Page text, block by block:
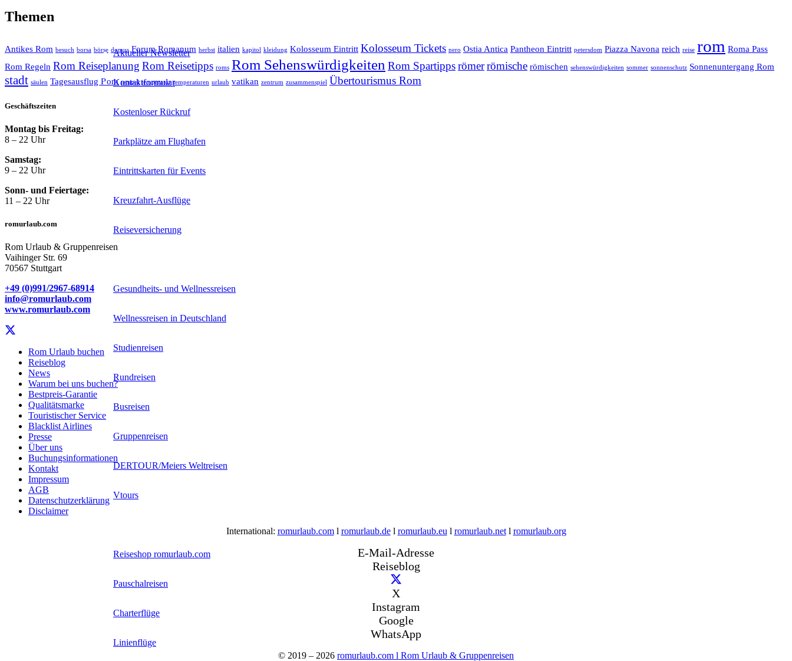
Aktueller Newsletter
Kontaktformular
Kostenloser Rückruf
Parkplätze am Flughafen
Eintrittskarten für Events
Kreuzfahrt-Ausflüge
Reiseversicherung
Gesundheits- und Wellnessreisen
Wellnessreisen in Deutschland
Studienreisen
Rundreisen
Busreisen
Gruppenreisen
DERTOUR/Meiers Weltreisen
Vtours
Reiseshop romurlaub.com
Pauschalreisen
Charterflüge
Linienflüge
Themen
Antikes Rom besuch borsa börse domus Forum Romanum herbst italien kapitol kleidung Kolosseum Eintritt Kolosseum Tickets nero Ostia Antica Pantheon Eintritt petersdom Piazza Navona reich reise rom Roma Pass
Rom Regeln Rom Reiseplanung Rom Reisetipps roms Rom Sehenswürdigkeiten Rom Spartippsrömerrömische römischen sehenswürdigkeiten sommer sonnenschutz Sonnenuntergang Rom
stadt säulen Tagesausflug Rom tempel temperatur temperaturen urlaub vatikan zentrum zusammenspiel Übertourismus Rom
Geschäftszeiten
Montag bis Freitag:
8 – 22 Uhr
Samstag:
9 – 22 Uhr
Sonn- und Feiertage:
11 – 22 Uhr
romurlaub.com
Rom Urlaub & Gruppenreisen
Vaihinger Str. 69
70567 Stuttgart
+49 (0)991/2967-68914
info@romurlaub.com
www.romurlaub.com
Rom Urlaub buchen
Reiseblog
News
Warum bei uns buchen?
Bestpreis-Garantie
Qualitätsmarke
Touristischer Service
Blacklist Airlines
Presse
Über uns
Buchungsinformationen
Kontakt
Impressum
AGB
Datenschutzerklärung
Disclaimer
International: romurlaub.coml romurlaub.del romurlaub.eu l romurlaub.netl romurlaub.org
E-Mail-Adresse
Reiseblog
X
Instagram
Google
WhatsApp
© 2019 – 2026 romurlaub.com l Rom Urlaub & Gruppenreisen